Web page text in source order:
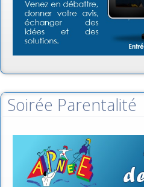
Soirée Parentalité